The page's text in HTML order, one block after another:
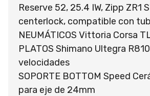
Reserve 52, 25.4 IW, Zipp ZR1
centerlock, compatible con
NEUMÁTICOS Vittoria Corsa
PLATOS Shimano Ultegra
velocidades
SOPORTE BOTTOM Speed
para eje de 24mm